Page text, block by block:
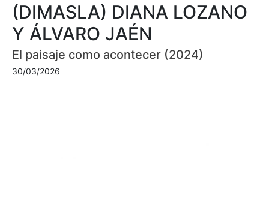
(DIMASLA) DIANA LOZANO
Y ÁLVARO JAÉN
El paisaje como acontecer (2024)
30/03/2026